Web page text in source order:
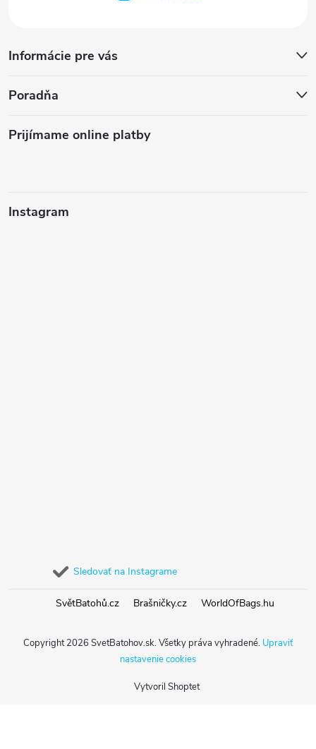
Informácie pre vás
Poradňa
Prijímame online platby
Instagram
Sledovať na Instagrame
SvětBatohů.cz Brašničky.cz WorldOfBags.hu
Vytvoril Shoptet
Copyright 2026 SvetBatohov.sk. Všetky práva vyhradené. Upraviť
nastavenie cookies